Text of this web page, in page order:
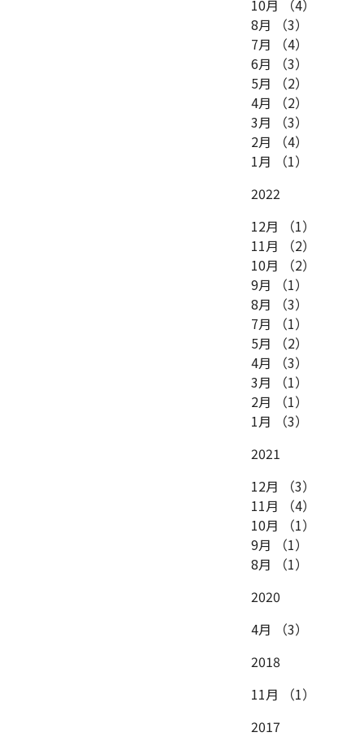
10月
（4）
8月
（3）
7月
（4）
6月
（3）
5月
（2）
4月
（2）
3月
（3）
2月
（4）
1月
（1）
2022
12月
（1）
11月
（2）
10月
（2）
9月
（1）
8月
（3）
7月
（1）
5月
（2）
4月
（3）
3月
（1）
2月
（1）
1月
（3）
2021
12月
（3）
11月
（4）
10月
（1）
9月
（1）
8月
（1）
2020
4月
（3）
2018
11月
（1）
2017